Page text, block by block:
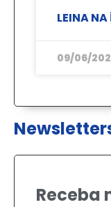
LEINA
09/06/
Receba